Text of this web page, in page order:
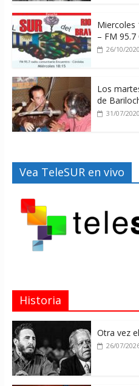
Miercoles
– FM
26/10/2020
Los
de
31/07/2020
Vea TeleSUR en vivo
Historia
Otra vez
26/07/